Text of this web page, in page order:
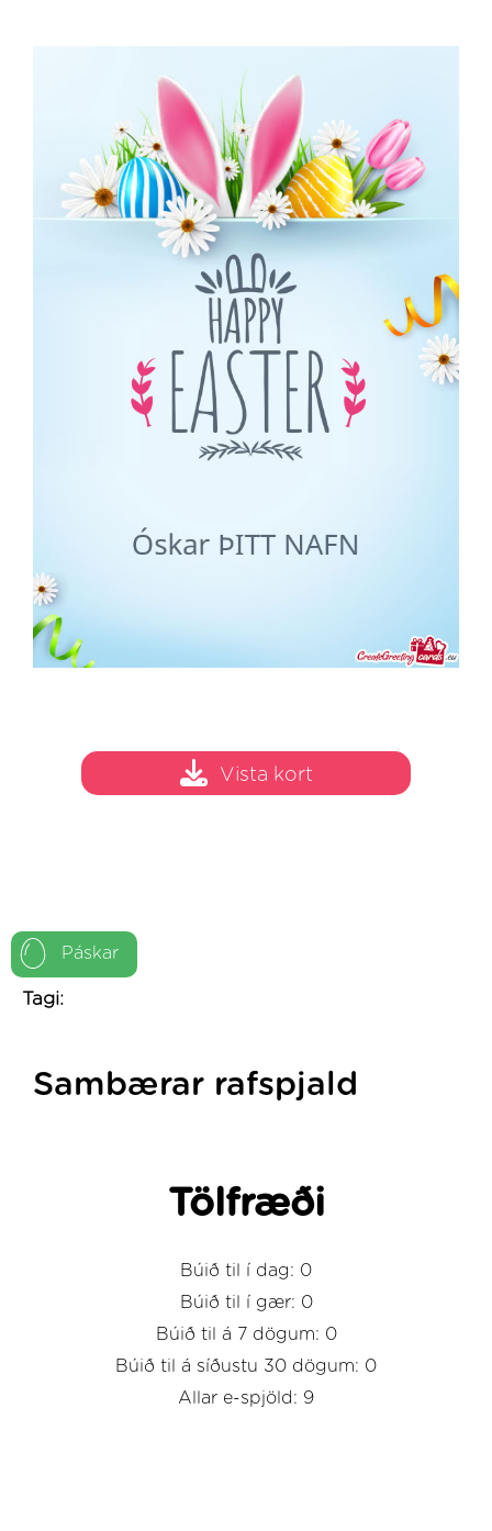
Páskar
Tagi:
Vista kort
Sambærar rafspjald
Tölfræði
Búið til í dag: 0
Búið til í gær: 0
Búið til á 7 dögum: 0
Búið til á síðustu 30 dögum: 0
Allar e-spjöld: 9